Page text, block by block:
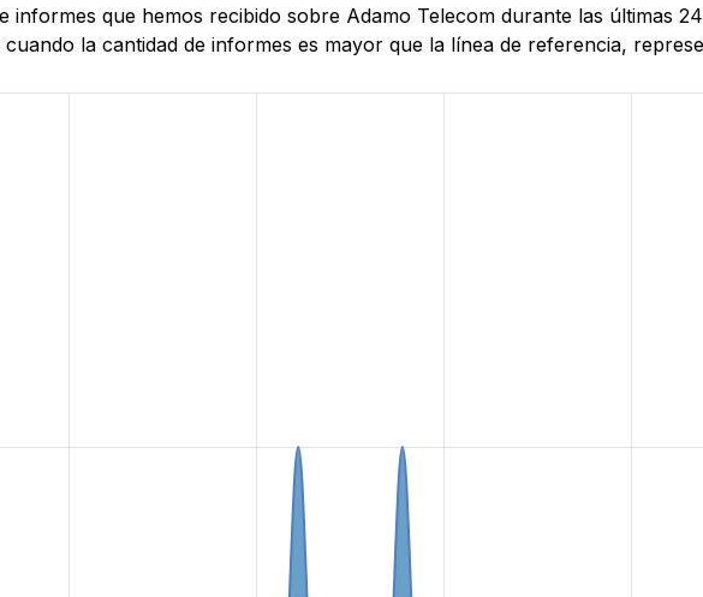
informes que hemos recibido sobre Adamo Telecom durante las últimas
la cantidad de informes es mayor que la línea de referencia,